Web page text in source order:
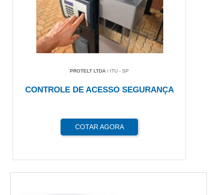
PROTELT LTDA / ITU - SP
CONTROLE DE ACESSO SEGURANÇA
COTAR AGORA